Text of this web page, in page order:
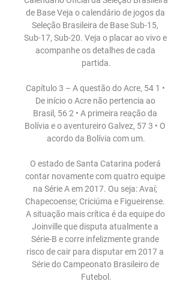
de Base Veja o calendário de jogos da
Seleção Brasileira de Base Sub-15,
Sub-17, Sub-20. Veja o placar ao vivo e
acompanhe os detalhes de cada
partida.
Capítulo 3 – A questão do Acre, 54 1 •
De início o Acre não pertencia ao
Brasil, 56 2 • A primeira reação da
Bolívia e o aventureiro Galvez, 57 3 • O
acordo da Bolívia com um.
O estado de Santa Catarina poderá
contar novamente com quatro equipe
na Série A em 2017. Ou seja: Avaí;
Chapecoense; Criciúma e Figueirense.
A situação mais crítica é da equipe do
Joinville que disputa atualmente a
Série-B e corre infelizmente grande
risco de cair para disputar em 2017 a
Série do Campeonato Brasileiro de
Futebol.